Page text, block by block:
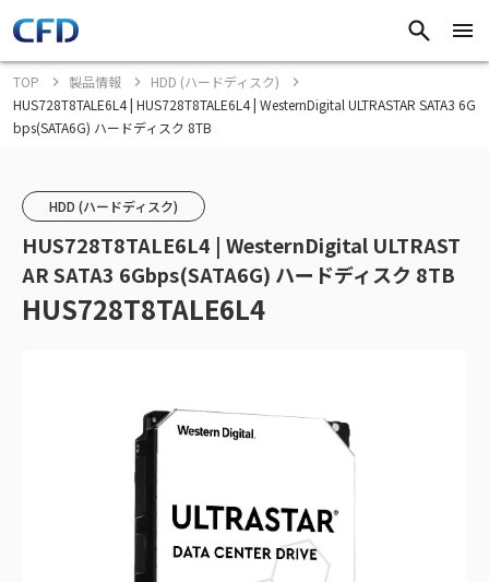
TOP 製品情報
HDD (ハードディスク)
HUS728T8TALE6L4 | HUS728T8TALE6L4 | WesternDigital ULTRASTAR SATA3 6G
bps(SATA6G) ハードディスク 8TB
HDD (ハードディスク)
HUS728T8TALE6L4 | WesternDigital ULTRAST
AR SATA3 6Gbps(SATA6G) ハードディスク 8TB
HUS728T8TALE6L4